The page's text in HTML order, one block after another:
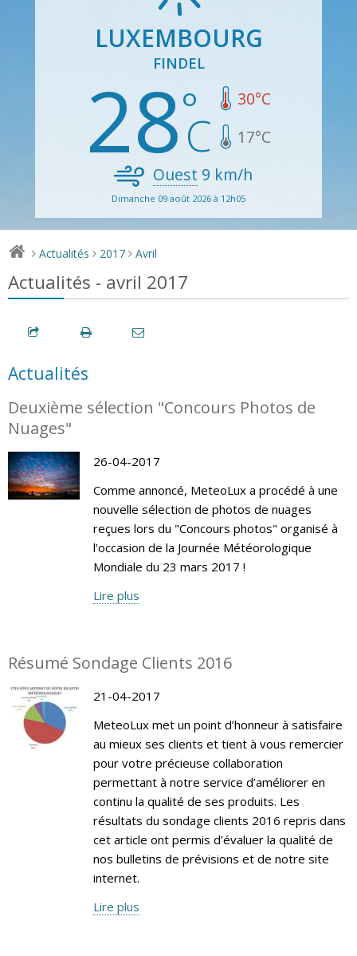
LUXEMBOURG
FINDEL
28 30°C
17°C
Ouest 9 km/h
Dimanche 09 août 2026 à 12h05
> Actualités > 2017 > Avril
Actualités - avril 2017
Actualités
Deuxième sélection "Concours Photos de
Nuages"
26-04-2017
Comme annoncé, MeteoLux a procédé à une
nouvelle sélection de photos de nuages
reçues lors du "Concours photos" organisé à
l’occasion de la Journée Météorologique
Mondiale du 23 mars 2017 !
Lire plus
Résumé Sondage Clients 2016
21-04-2017
MeteoLux met un point d’honneur à satisfaire
au mieux ses clients et tient à vous remercier
pour votre précieuse collaboration
permettant à notre service d’améliorer en
continu la qualité de ses produits. Les
résultats du sondage clients 2016 repris dans
cet article ont permis d’évaluer la qualité de
nos bulletins de prévisions et de notre site
internet.
Lire plus